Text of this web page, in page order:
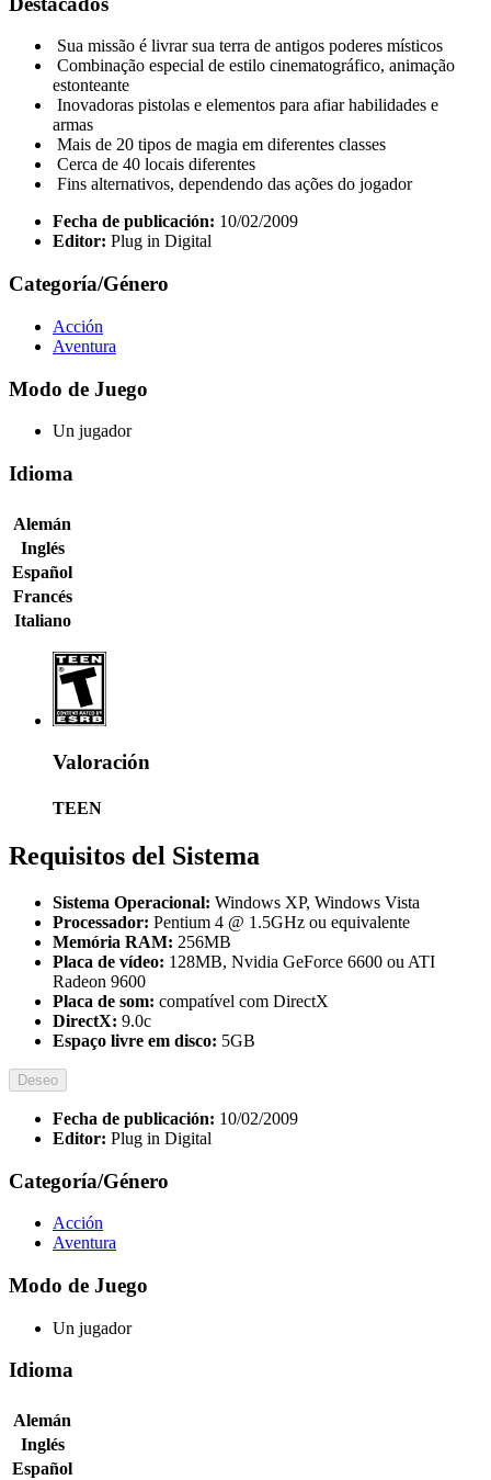
Sua missão é livrar sua terra de antigos poderes místicos
Combinação especial de estilo cinematográfico, animação
estonteante
Inovadoras pistolas e elementos para afiar habilidades e
armas
Mais de 20 tipos de magia em diferentes classes
Cerca de 40 locais diferentes
Fins alternativos, dependendo das ações do jogador
Fecha de publicación: 10/02/2009
Editor: Plug in Digital
Categoría/Género
Acción
Aventura
Modo de Juego
Un jugador
Idioma
Alemán
Inglés
Español
Francés
Italiano
Valoración
TEEN
Requisitos del Sistema
Sistema Operacional: Windows XP, Windows Vista
Processador: Pentium 4 @ 1.5GHz ou equivalente
Memória RAM: 256MB
Placa de vídeo: 128MB, Nvidia GeForce 6600 ou ATI
Radeon 9600
Placa de som: compatível com DirectX
DirectX: 9.0c
Espaço livre em disco: 5GB
Deseo
Fecha de publicación: 10/02/2009
Editor: Plug in Digital
Categoría/Género
Acción
Aventura
Modo de Juego
Un jugador
Idioma
Alemán
Inglés
Español